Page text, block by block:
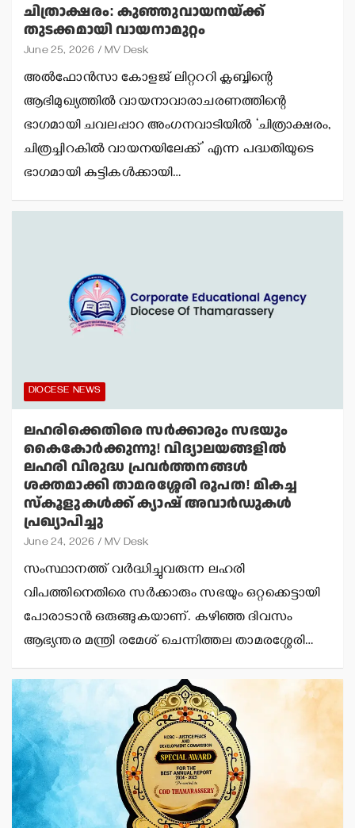
ചിത്രാക്ഷരം: കുഞ്ഞുവായനയ്ക്ക്
തുടക്കമായി വായനാമുറ്റം
June 25, 2026 MV Desk
അല്‍ഫോന്‍സാ കോളജ് ലിറ്റററി ക്ലബ്ബിന്റെ
ആഭിമുഖ്യത്തില്‍ വായനാവാരാചരണത്തിന്റെ
ഭാഗമായി ചവലപ്പാറ അംഗനവാടിയില്‍ ‘ചിത്രാക്ഷരം,
ചിത്രച്ചിറകില്‍ വായനയിലേക്ക്’ എന്ന പദ്ധതിയുടെ
ഭാഗമായി കുട്ടികള്‍ക്കായി…
DIOCESE NEWS
ലഹരിക്കെതിരെ സര്‍ക്കാരും സഭയും
കൈകോര്‍ക്കുന്നു! വിദ്യാലയങ്ങളില്‍
ലഹരി വിരുദ്ധ പ്രവര്‍ത്തനങ്ങള്‍
ശക്തമാക്കി താമരശ്ശേരി രൂപത! മികച്ച
സ്‌കൂളുകള്‍ക്ക് ക്യാഷ് അവാര്‍ഡുകള്‍
പ്രഖ്യാപിച്ചു
June 24, 2026 MV Desk
സംസ്ഥാനത്ത് വര്‍ദ്ധിച്ചുവരുന്ന ലഹരി
വിപത്തിനെതിരെ സര്‍ക്കാരും സഭയും ഒറ്റക്കെട്ടായി
പോരാടാന്‍ ഒരുങ്ങുകയാണ്. കഴിഞ്ഞ ദിവസം
ആഭ്യന്തര മന്ത്രി രമേശ് ചെന്നിത്തല താമരശ്ശേരി…